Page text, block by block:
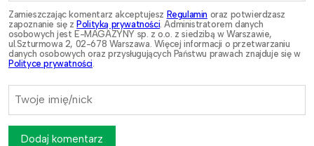
Zamieszczając komentarz akceptujesz Regulamin oraz potwierdzasz
zapoznanie się zPolityką prywatności . Administratorem danych
osobowych jest E-MAGAZYNY sp. z o.o. z siedzibą w Warszawie,
ul.Szturmowa 2, 02-678 Warszawa. Więcej informacji o przetwarzaniu
danych osobowych oraz przysługujących Państwu prawach znajduje się w
Polityce prywatności
Dodaj komentarz